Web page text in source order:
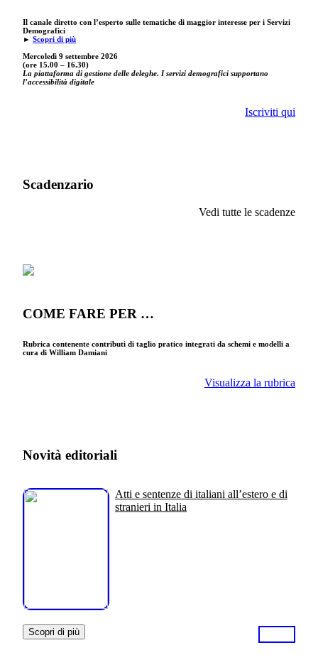
Il canale diretto con l’esperto sulle tematiche di maggior interesse per i Servizi
Demografici
► Scopri di più
Mercoledì 9 settembre 2026
(ore 15.00 – 16.30)
La piattaforma di gestione delle deleghe. I servizi demografici supportano
l’accessibilità digitale
Iscriviti qui
Scadenzario
Vedi tutte le scadenze
COME FARE PER …
Rubrica contenente contributi di taglio pratico integrati da schemi e modelli a
cura di William Damiani
Visualizza la rubrica
Novità editoriali
Atti e sentenze di italiani all’estero e di
stranieri in Italia
Scopri di più